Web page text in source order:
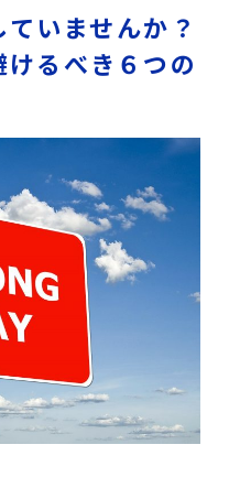
いませんか？
るべき６つの